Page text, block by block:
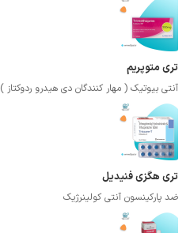
تری متوپریم
آنتی بیوتیک ( مهار کنندگان دی هیدرو ردوکتاز )
تری هگزی فنیدیل
ضد پارکینسون آنتی کولینرژیک